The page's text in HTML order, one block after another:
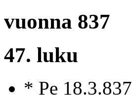
vuonna 837
47. luku
* Pe 18.3.837